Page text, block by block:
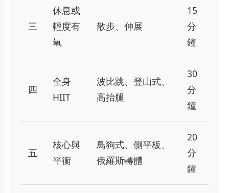
三
休息或
輕度有
氧
散步、伸展
15
分
鐘
四
全身
HIIT
波比跳、登山式、
高抬腿
30
分
鐘
五
核心與
平衡
鳥狗式、側平板、
俄羅斯轉體
20
分
鐘